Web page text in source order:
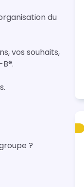
du
vos souhaits,
?